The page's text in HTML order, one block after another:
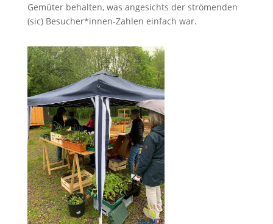
Gemüter behalten, was angesichts der strömenden
(sic) Besucher*innen-Zahlen einfach war.